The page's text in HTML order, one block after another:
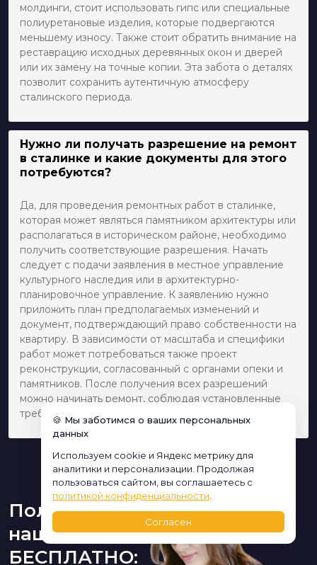
молдинги, стоит использовать гипс или специальные
полиуретановые изделия, которые подвергаются
меньшему износу. Также стоит обратить внимание на
реставрацию исходных деревянных окон и дверей
или их замену на точные копии. Эта забота о деталях
позволит сохранить аутентичную атмосферу
сталинского периода.
Нужно ли получать разрешение на ремонт
в сталинке и какие документы для этого
потребуются?
Да, для проведения ремонтных работ в сталинке,
которая может являться памятником архитектуры или
располагаться в историческом районе, необходимо
получить соответствующие разрешения. Начать
следует с подачи заявления в местное управление
культурного наследия или в архитектурно-
планировочное управление. К заявлению нужно
приложить план предполагаемых изменений и
документ, подтверждающий право собственности на
квартиру. В зависимости от масштаба и специфики
работ может потребоваться также проект
реконструкции, согласованный с органами опеки и
памятников. После получения всех разрешений
можно начинать ремонт, соблюдая установленные
требования и нормы.
Получите консультацию
нашего дизайнера
БЕСПЛАТНО:
🍪 Мы заботимся о ваших персональных
данных
Используем cookie и Яндекс метрику для
аналитики и персонализации. Продолжая
пользоваться сайтом, вы соглашаетесь с
политикой конфиденциальности
Согласен